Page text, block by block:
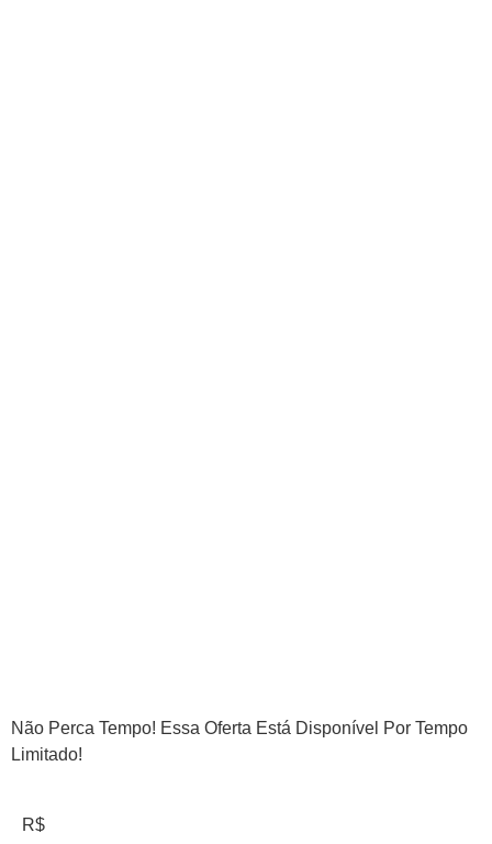
Não Perca Tempo! Essa Oferta Está Disponível Por Tempo
Limitado!
R$